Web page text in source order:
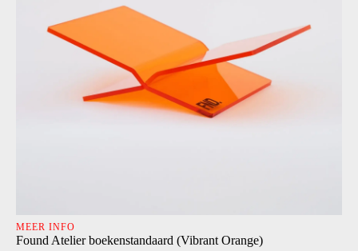
MEER INFO
Found Atelier boekenstandaard (Vibrant Orange)